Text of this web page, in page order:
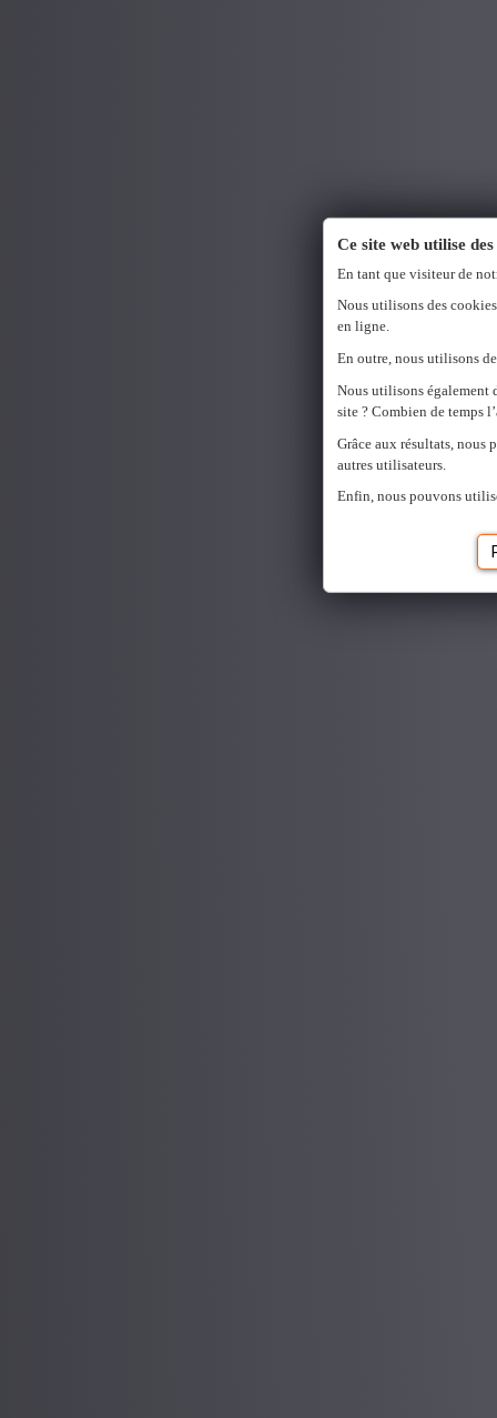
Ce site web utilise
En tant que visiteur de
Nous utilisons des
en ligne.
En outre, nous utilisons
Nous utilisons également
site ? Combien de temps
Grâce aux résultats, nous
autres utilisateurs.
Enfin, nous pouvons